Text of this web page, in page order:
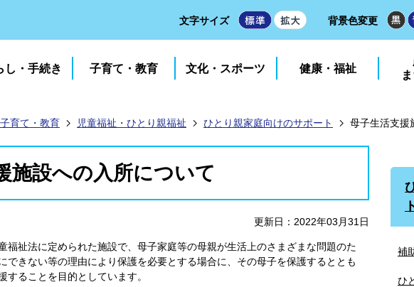
文字サイズ 背景色変更
し・手続き 子育て・教育 文化・スポーツ 健康・福祉
子育て・教育 児童福祉・ひとり親福祉 ひとり親家庭向けのサポート 母子生活支援
施設への入所について
更新日：2022年03月31日
祉法に定められた施設で、母子家庭等の母親が生活上のさまざまな問題のた
できない等の理由により保護を必要とする場合に、その母子を保護するととも
することを目的としています。
補
ひ